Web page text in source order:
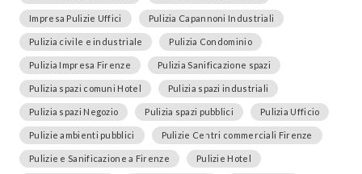
Impresa Pulizie Uffici Pulizia Capannoni Industriali
Pulizia civile e industriale Pulizia Condominio
Pulizia Impresa Firenze Pulizia Sanificazione spazi
Pulizia spazi comuni Hotel Pulizia spazi industriali
Pulizia spazi Negozio Pulizia spazi pubblici Pulizia Ufficio
Pulizie ambienti pubblici Pulizie Centri commerciali Firenze
Pulizie e Sanificazione a Firenze Pulizie Hotel